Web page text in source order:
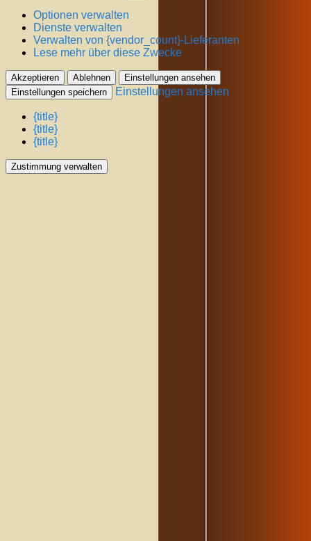
Optionen verwalten
Dienste verwalten
Verwalten von {vendor_count}-Lieferanten
Lese mehr über diese Zwecke
Akzeptieren Ablehnen
Einstellungen ansehen
Einstellungen speichern
Einstellungen ansehen
{title}
{title}
{title}
Zustimmung verwalten